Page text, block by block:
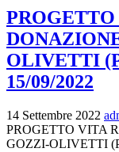
OLIVETTI
15/09/2022
14 Settembre 2022
PROGETTO VITA
GOZZI-OLIVETTI